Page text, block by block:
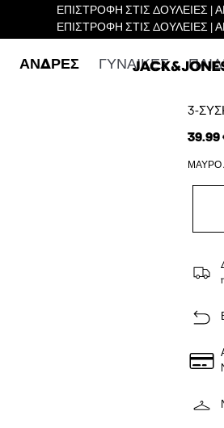
ΕΠΙΣΤΡΟΦΗ ΣΤΙΣ ΔΟΥΛΕΙΕΣ |
ΕΠΙΣΤΡΟΦΗ ΣΤΙΣ ΔΟΥΛΕΙΕΣ |
ΑΝΔΡΕΣ ΓΥΝΑΙΚΕΣ
3-
39.99
ΜΑΎΡΟ